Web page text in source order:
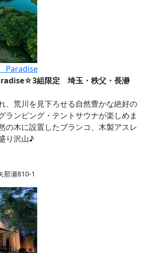
組限定 埼玉・秩父・長瀞
、荒川を見下ろせる自然豊かな絶好の
ランピング・テントサウナが楽しめま
の木に設置したブランコ、木製アスレ
り沢山♪
那瀬810‐1